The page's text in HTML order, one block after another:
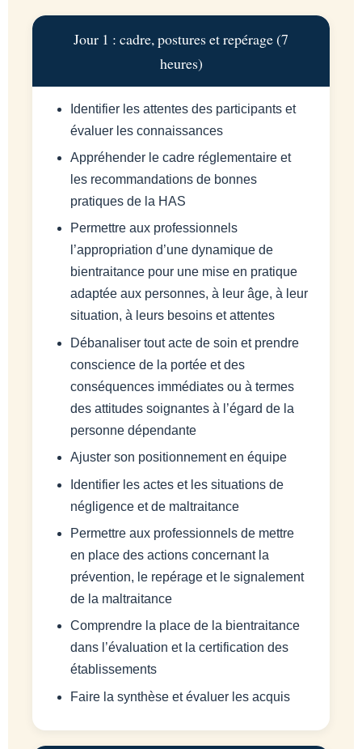
Jour 1 : cadre, postures et repérage (7
heures)
Identifier les attentes des participants et
évaluer les connaissances
Appréhender le cadre réglementaire et
les recommandations de bonnes
pratiques de la HAS
Permettre aux professionnels
l’appropriation d’une dynamique de
bientraitance pour une mise en pratique
adaptée aux personnes, à leur âge, à leur
situation, à leurs besoins et attentes
Débanaliser tout acte de soin et prendre
conscience de la portée et des
conséquences immédiates ou à termes
des attitudes soignantes à l’égard de la
personne dépendante
Ajuster son positionnement en équipe
Identifier les actes et les situations de
négligence et de maltraitance
Permettre aux professionnels de mettre
en place des actions concernant la
prévention, le repérage et le signalement
de la maltraitance
Comprendre la place de la bientraitance
dans l’évaluation et la certification des
établissements
Faire la synthèse et évaluer les acquis